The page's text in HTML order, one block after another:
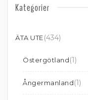
Kategorier
ÄTA UTE(434)
Östergötland(1)
Ångermanland(1)